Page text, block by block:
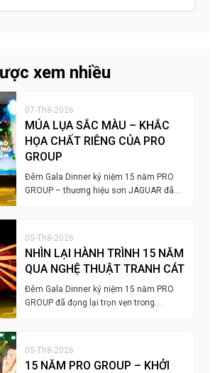
xem nhiều
07-Th8-2026
MÚA LỤA SẮC MÀU – KHẮC
HỌA CHẤT RIÊNG CỦA PRO
GROUP
Đêm Gala Dinner kỷ niệm 15 năm PRO
GROUP – thương hiệu sơn JAGUAR đã…
05-Th8-2026
NHÌN LẠI HÀNH TRÌNH 15 NĂM
QUA NGHỆ THUẬT TRANH CÁT
Đêm Gala Dinner kỷ niệm 15 năm PRO
GROUP đã đọng lại trọn vẹn trong…
05-Th8-2026
15 NĂM PRO GROUP – KHỞI